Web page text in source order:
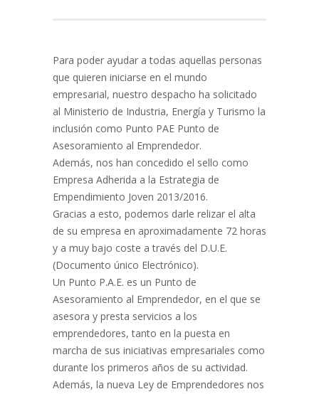
Para poder ayudar a todas aquellas personas
que quieren iniciarse en el mundo
empresarial, nuestro despacho ha solicitado
al Ministerio de Industria, Energía y Turismo la
inclusión como Punto PAE Punto de
Asesoramiento al Emprendedor.
Además, nos han concedido el sello como
Empresa Adherida a la Estrategia de
Empendimiento Joven 2013/2016.
Gracias a esto, podemos darle relizar el alta
de su empresa en aproximadamente 72 horas
y a muy bajo coste a través del D.U.E.
(Documento único Electrónico).
Un Punto P.A.E. es un Punto de
Asesoramiento al Emprendedor, en el que se
asesora y presta servicios a los
emprendedores, tanto en la puesta en
marcha de sus iniciativas empresariales como
durante los primeros años de su actividad.
Además, la nueva Ley de Emprendedores nos